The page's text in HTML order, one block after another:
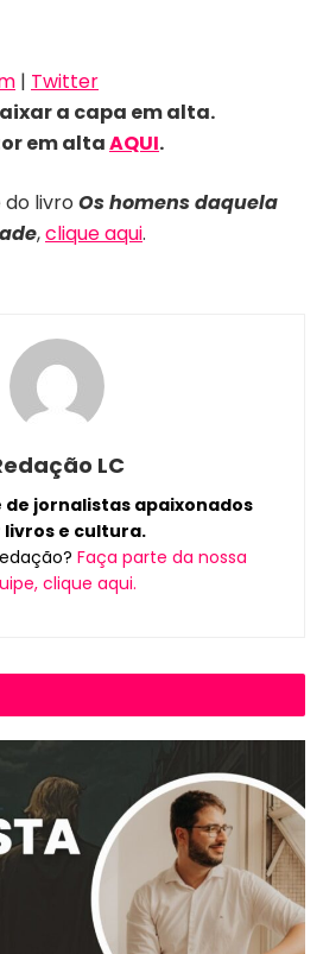
| Twitter
a capa em alta.
em altaAQUI.
livro Os homens daquela
,clique aqui.
LC
de jornalistas apaixonados
livros e cultura.
Faça parte da nossa
clique aqui.